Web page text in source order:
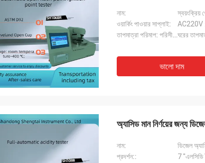
নাম:
স্বয়ংক্রিয়
ওয়ার্কিং পাওয়ার সাপ্লাই:
AC220V
তাপমাত্রা পরিমাপ: পরিসীমা:ঘরের
ভালো দাম
অ্যাসিড মান নির্ণয়ের জন্য
নাম:
ডিজেল
প্রদর্শন::
7 "এলসিডি